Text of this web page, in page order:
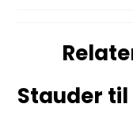
Stauder